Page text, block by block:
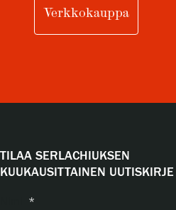
Verkkokauppa
TILAA SERLACHIUKSEN
KUUKAUSITTAINEN UUTISKIRJE
*